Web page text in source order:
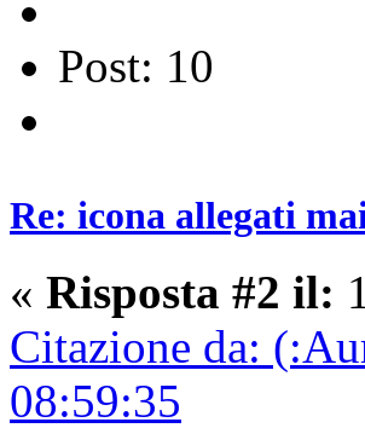
Post: 10
Re: icona allegati
« Risposta #2 il:
Citazione da:
08:59:35